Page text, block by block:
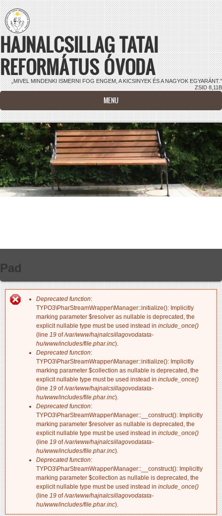
Ugrás a tartalomra
HAJNALCSILLAG TATAI
REFORMÁTUS ÓVODA
„MIVEL MINDENKI ISMERNI FOG ENGEM, A KICSINYEK ÉS A NAGYOK EGYARÁNT.”
ZSID 8,11B
MENU
Pad
Hibaüzenet
Deprecated function:
TYPO3\PharStreamWrapper\Manager::initialize(): Implicitly
marking parameter $resolver as nullable is deprecated, the
explicit nullable type must be used instead in include_once()
(line 19 of/var/www/hajnalcsillagovodatata-
hu/www/includes/file.phar.inc).
Deprecated function:
TYPO3\PharStreamWrapper\Manager::initialize(): Implicitly
marking parameter $collection as nullable is deprecated, the
explicit nullable type must be used instead in include_once()
(line 19 of/var/www/hajnalcsillagovodatata-
hu/www/includes/file.phar.inc).
Deprecated function:
TYPO3\PharStreamWrapper\Manager::__construct(): Implicitly
marking parameter $resolver as nullable is deprecated, the
explicit nullable type must be used instead in include_once()
(line 19 of/var/www/hajnalcsillagovodatata-
hu/www/includes/file.phar.inc).
Deprecated function:
TYPO3\PharStreamWrapper\Manager::__construct(): Implicitly
marking parameter $collection as nullable is deprecated, the
explicit nullable type must be used instead in include_once()
(line 19 of/var/www/hajnalcsillagovodatata-
hu/www/includes/file.phar.inc).